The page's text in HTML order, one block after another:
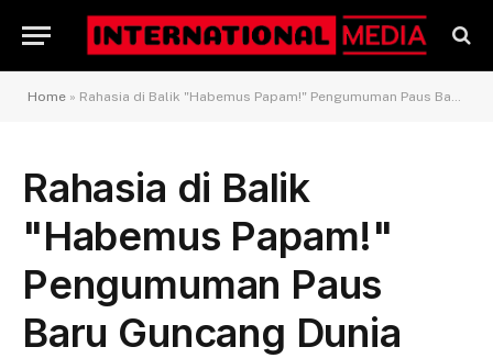
Home » Rahasia di Balik "Habemus Papam!" Pengumuman Paus Baru Guncang Dunia
Rahasia di Balik
"Habemus Papam!"
Pengumuman Paus
Baru Guncang Dunia